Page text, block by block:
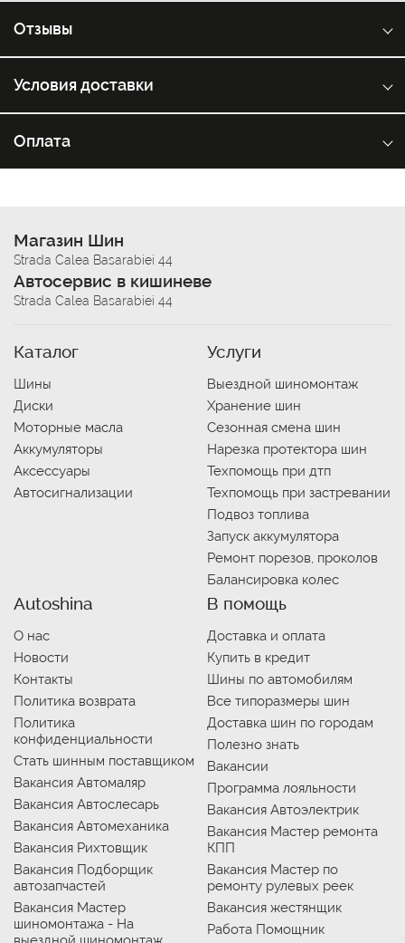
Отзывы
Условия доставки
Оплата
Магазин Шин
Strada Calea Basarabiei 44
Автосервис в кишиневе
Strada Calea Basarabiei 44
Каталог
Шины
Диски
Моторные масла
Аккумуляторы
Аксессуары
Автосигнализации
Услуги
Выездной шиномонтаж
Хранение шин
Сезонная смена шин
Нарезка протектора шин
Техпомощь при дтп
Техпомощь при застревании
Подвоз топлива
Запуск аккумулятора
Ремонт порезов, проколов
Балансировка колес
Autoshina
О нас
Новости
Контакты
Политика возврата
Политика
конфиденциальности
Стать шинным поставщиком
Вакансия Автомаляр
Вакансия Автослесарь
Вакансия Автомеханика
Вакансия Рихтовщик
Вакансия Подборщик
автозапчастей
Вакансия Мастер
шиномонтажа - На
В помощь
Доставка и оплата
Купить в кредит
Шины по автомобилям
Все типоразмеры шин
Доставка шин по городам
Полезно знать
Вакансии
Программа лояльности
Вакансия Автоэлектрик
Вакансия Мастер ремонта
КПП
Вакансия Мастер по
ремонту рулевых реек
Вакансия жестянщик
Работа Помощник